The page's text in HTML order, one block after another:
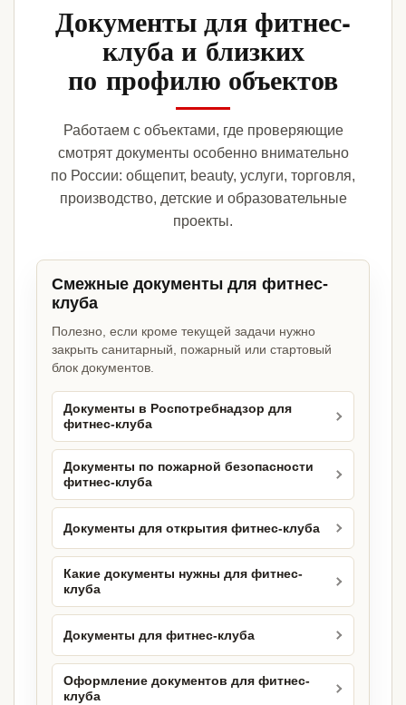
Документы для фитнес-
клуба и близких
по профилю объектов
Работаем с объектами, где проверяющие
смотрят документы особенно внимательно
по России: общепит, beauty, услуги, торговля,
производство, детские и образовательные
проекты.
Смежные документы для фитнес-
клуба
Полезно, если кроме текущей задачи нужно
закрыть санитарный, пожарный или стартовый
блок документов.
Документы в Роспотребнадзор для
фитнес-клуба
Документы по пожарной безопасности
фитнес-клуба
Документы для открытия фитнес-клуба
Какие документы нужны для фитнес-
клуба
Документы для фитнес-клуба
Оформление документов для фитнес-
клуба